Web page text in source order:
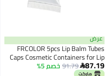
عرض
FRCOLOR 5pcs Lip Balm Tubes
Caps Cosmetic Containers for Lip
Gloss Natural Material for Beauty
87.19
91.79خصم 5%